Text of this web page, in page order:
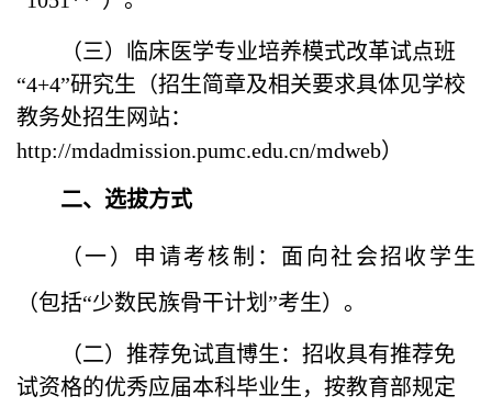
（三）临床医学专业培养模式改革试点班
“4+4”研究生（招生简章及相关要求具体见学校
教务处招生网站：
http://mdadmission.pumc.edu.cn/mdweb）
二、选拔方式
（一）申请考核制：面向社会招收学生
（包括“少数民族骨干计划”考生）。
（二）推荐免试直博生：招收具有推荐免
试资格的优秀应届本科毕业生，按教育部规定